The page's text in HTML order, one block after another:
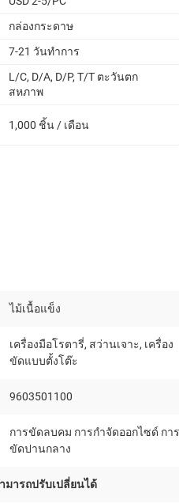
กล่องกระดาษ
7-21 วันทำการ
L/C, D/A, D/P, T/T ตะวันตก
สหภาพ
1,000 ชิ้น / เดือน
ไม้เนื้อแข็ง
เครื่องมือโรตารี่, สว่านเจาะ, เครื่อง
ขัดแบบตั้งโต๊ะ
9603501100
การขัดลบคม การกำจัดออกไซด์ การ
ขัดปานกลาง
ารถปรับเปลี่ยนได้